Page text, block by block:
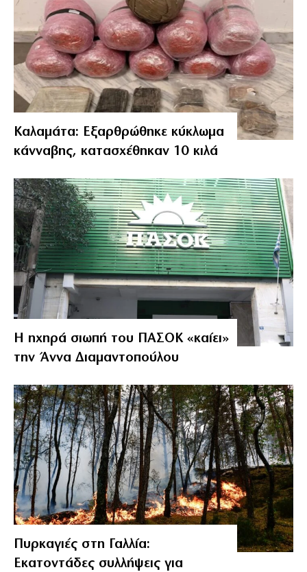
Καλαμάτα: Εξαρθρώθηκε κύκλωμα
κάνναβης, κατασχέθηκαν 10 κιλά
Η ηχηρά σιωπή του ΠΑΣΟΚ «καίει»
την Άννα Διαμαντοπούλου
Πυρκαγιές στη Γαλλία:
Εκατοντάδες συλλήψεις για